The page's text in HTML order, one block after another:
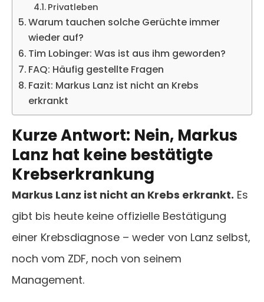
Privatleben
Warum tauchen solche Gerüchte immer
wieder auf?
Tim Lobinger: Was ist aus ihm geworden?
FAQ: Häufig gestellte Fragen
Fazit: Markus Lanz ist nicht an Krebs
erkrankt
Kurze Antwort: Nein, Markus
Lanz hat keine bestätigte
Krebserkrankung
Markus Lanz ist nicht an Krebs erkrankt. Es
gibt bis heute keine offizielle Bestätigung
einer Krebsdiagnose – weder von Lanz selbst,
noch vom ZDF, noch von seinem
Management.